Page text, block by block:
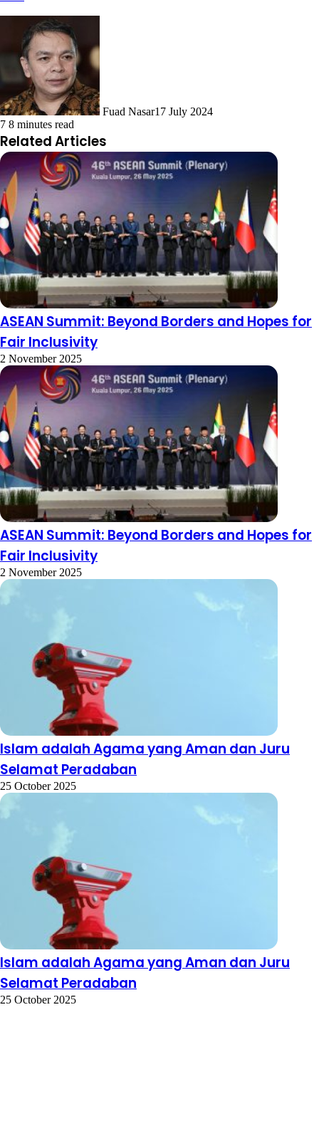
Fuad Nasar17 July 2024
7 8 minutes read
Related Articles
ASEAN Summit: Beyond Borders and Hopes for
Fair Inclusivity
2 November 2025
ASEAN Summit: Beyond Borders and Hopes for
Fair Inclusivity
2 November 2025
Islam adalah Agama yang Aman dan Juru
Selamat Peradaban
25 October 2025
Islam adalah Agama yang Aman dan Juru
Selamat Peradaban
25 October 2025